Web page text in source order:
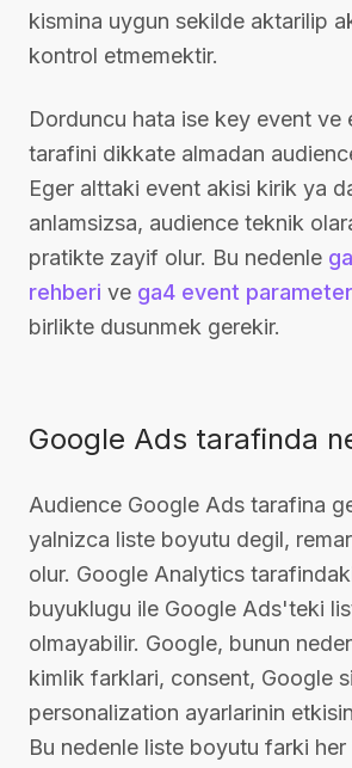
kismina uygun sekilde aktarilip
kontrol etmemektir.
Dorduncu hata ise key event ve
tarafini dikkate almadan
Eger alttaki event akisi kirik ya
anlamsizsa, audience teknik
pratikte zayif olur. Bu nedenle
rehberi ve ga4 event
birlikte dusunmek gerekir.
Google Ads tarafinda
Audience Google Ads tarafina
yalnizca liste boyutu degil,
olur. Google Analytics
buyuklugu ile Google Ads'teki
olmayabilir. Google, bunun
kimlik farklari, consent, Google
personalization ayarlarinin
Bu nedenle liste boyutu farki her